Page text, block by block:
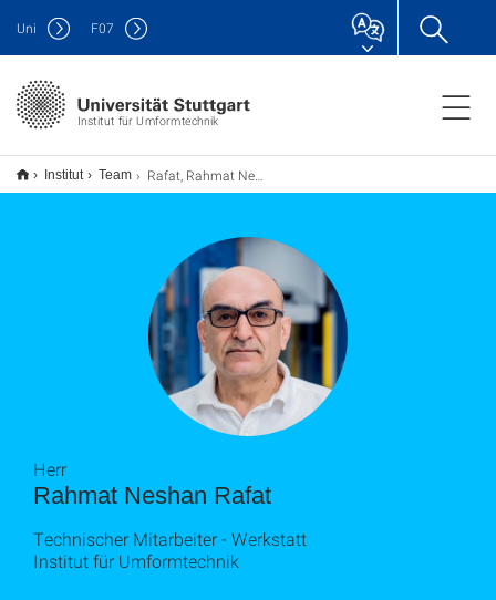
Institut für Umformtechnik
Uni F07
Institut Team Rafat, Rahmat Neshan
Rahmat Neshan Rafat
Herr
Technischer Mitarbeiter - Werkstatt
Institut für Umformtechnik